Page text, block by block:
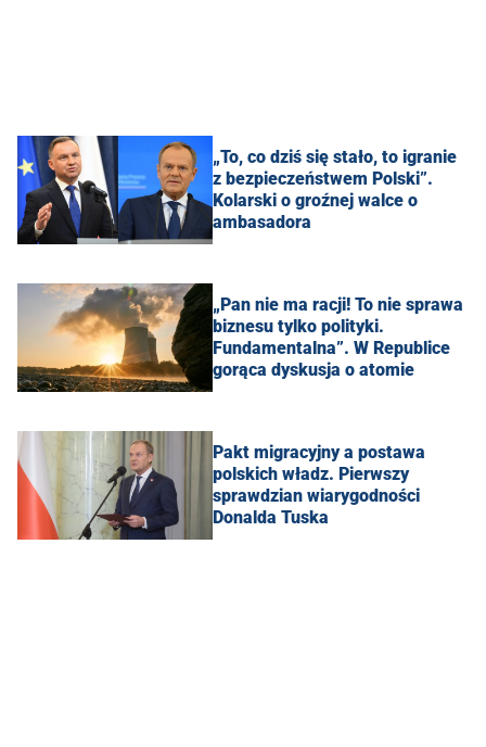
„To, co dziś się stało, to igranie
z bezpieczeństwem Polski”.
Kolarski o groźnej walce o
ambasadora
„Pan nie ma racji! To nie sprawa
biznesu tylko polityki.
Fundamentalna”. W Republice
gorąca dyskusja o atomie
Pakt migracyjny a postawa
polskich władz. Pierwszy
sprawdzian wiarygodności
Donalda Tuska